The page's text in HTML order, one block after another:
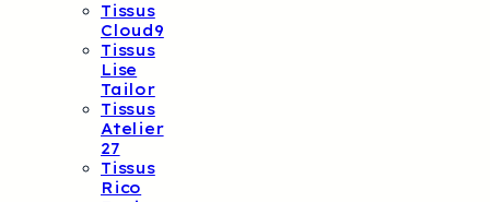
Tissus
Cloud9
Tissus
Lise
Tailor
Tissus
Atelier
27
Tissus
Rico